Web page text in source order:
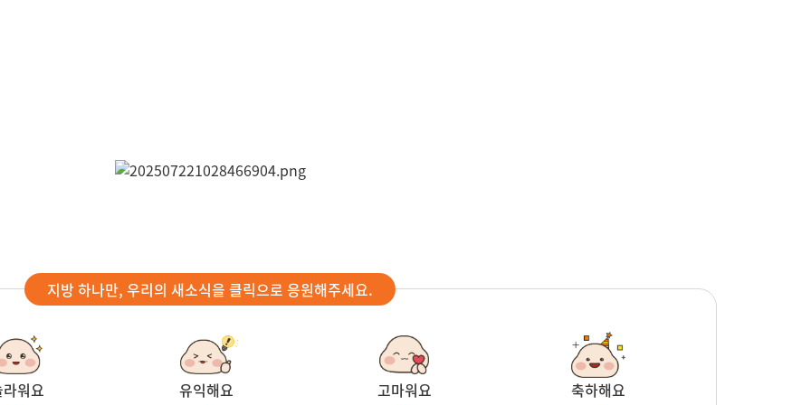
지방 하나만, 우리의 새소식을 클릭으로 응원해주세요.
워요
유익해요
고마워요
축하해요